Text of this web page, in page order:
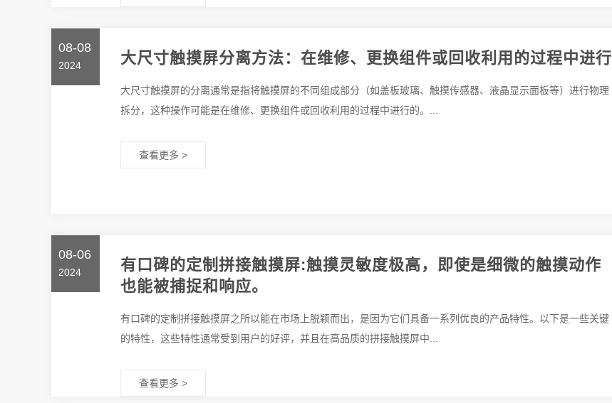
08-08
2024 大尺寸触摸屏分离方法：在维修、更换组件或回收利用的过程中进行
大尺寸触摸屏的分离通常是指将触摸屏的不同组成部分（如盖板玻璃、触摸传感器、液晶显示面板等）进行物理
拆分，这种操作可能是在维修、更换组件或回收利用的过程中进行的。...
查看更多 >
08-06
2024
有口碑的定制拼接触摸屏:触摸灵敏度极高，即使是细微的触摸动作
也能被捕捉和响应。
有口碑的定制拼接触摸屏之所以能在市场上脱颖而出，是因为它们具备一系列优良的产品特性。以下是一些关键
的特性，这些特性通常受到用户的好评，并且在高品质的拼接触摸屏中...
查看更多 >